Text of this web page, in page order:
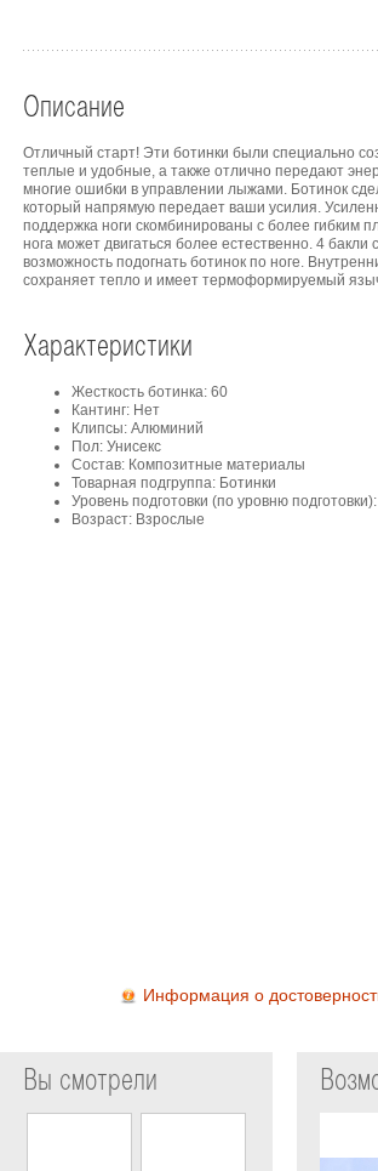
Описание
Отличный старт! Эти ботинки были специально
теплые и удобные, а также отлично передают
многие ошибки в управлении лыжами. Ботинок
который напрямую передает ваши усилия.
поддержка ноги скомбинированы с более гибким
нога может двигаться более естественно. 4 бакли
возможность подогнать ботинок по ноге.
сохраняет тепло и имеет термоформируемый
Характеристики
Жесткость ботинка: 60
Кантинг: Нет
Клипсы: Алюминий
Пол: Унисекс
Состав: Композитные материалы
Товарная подгруппа: Ботинки
Уровень подготовки (по уровню
Возраст: Взрослые
Информация о
Вы смотрели